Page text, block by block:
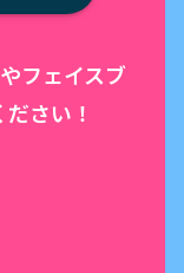
フェイスブ
さい！